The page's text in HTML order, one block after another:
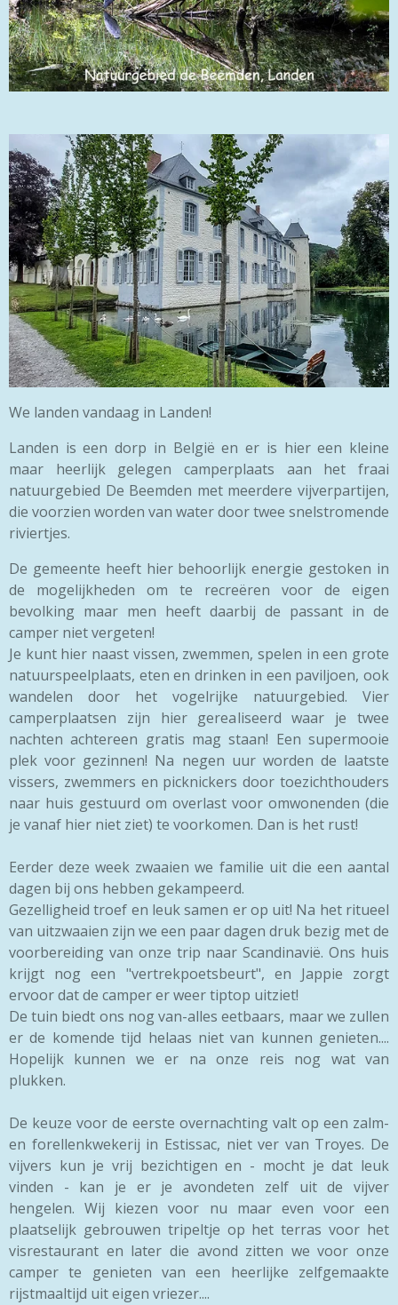
We landen vandaag in Landen!
Landen is een dorp in België en er is hier een kleine
maar heerlijk gelegen camperplaats aan het fraai
natuurgebied De Beemden met meerdere vijverpartijen,
die voorzien worden van water door twee snelstromende
riviertjes.
De gemeente heeft hier behoorlijk energie gestoken in
de mogelijkheden om te recreëren voor de eigen
bevolking maar men heeft daarbij de passant in de
camper niet vergeten!
Je kunt hier naast vissen, zwemmen, spelen in een grote
natuurspeelplaats, eten en drinken in een paviljoen, ook
wandelen door het vogelrijke natuurgebied. Vier
camperplaatsen zijn hier gerealiseerd waar je twee
nachten achtereen gratis mag staan! Een supermooie
plek voor gezinnen! Na negen uur worden de laatste
vissers, zwemmers en picknickers door toezichthouders
naar huis gestuurd om overlast voor omwonenden (die
je vanaf hier niet ziet) te voorkomen. Dan is het rust!
Eerder deze week zwaaien we familie uit die een aantal
dagen bij ons hebben gekampeerd.
Gezelligheid troef en leuk samen er op uit! Na het ritueel
van uitzwaaien zijn we een paar dagen druk bezig met de
voorbereiding van onze trip naar Scandinavië. Ons huis
krijgt nog een "vertrekpoetsbeurt", en Jappie zorgt
ervoor dat de camper er weer tiptop uitziet!
De tuin biedt ons nog van-alles eetbaars, maar we zullen
er de komende tijd helaas niet van kunnen genieten....
Hopelijk kunnen we er na onze reis nog wat van
plukken.
De keuze voor de eerste overnachting valt op een zalm-
en forellenkwekerij in Estissac, niet ver van Troyes. De
vijvers kun je vrij bezichtigen en - mocht je dat leuk
vinden - kan je er je avondeten zelf uit de vijver
hengelen. Wij kiezen voor nu maar even voor een
plaatselijk gebrouwen tripeltje op het terras voor het
visrestaurant en later die avond zitten we voor onze
camper te genieten van een heerlijke zelfgemaakte
rijstmaaltijd uit eigen vriezer....